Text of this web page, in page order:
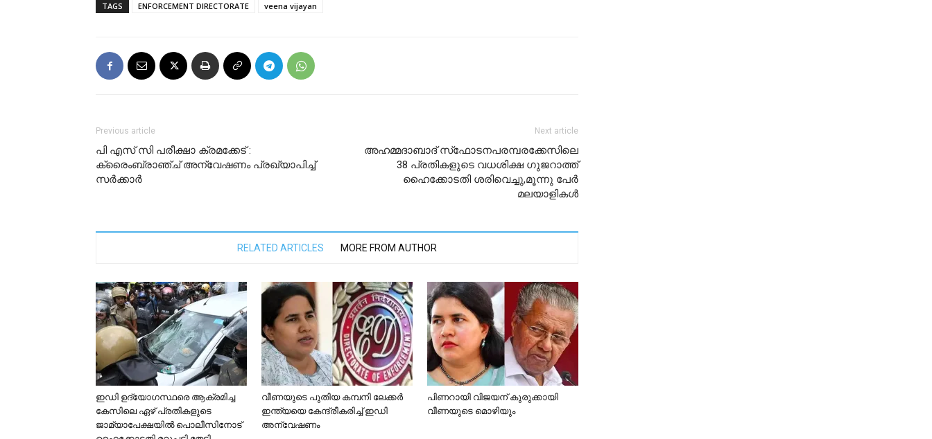
TAGS ENFORCEMENT DIRECTORATE veena vijayan
Previous article
പി എസ് സി പരീക്ഷാ ക്രമക്കേട് :
ക്രൈംബ്രാഞ്ച് അന്വേഷണം പ്രഖ്യാപിച്ച്
സർക്കാർ
Next article
അഹമ്മദാബാദ് സ്‌ഫോടനപരമ്പരക്കേസിലെ
38 പ്രതികളുടെ വധശിക്ഷ ഗുജറാത്ത്
ഹൈക്കോടതി ശരിവെച്ചു,മൂന്നു പേര്‍
മലയാളികള്‍
RELATED ARTICLES MORE FROM AUTHOR
ഇഡി ഉദ്യോഗസ്ഥരെ ആക്രമിച്ച
കേസിലെ ഏഴ് പ്രതികളുടെ
ജാമ്യാപേക്ഷയില്‍ പൊലീസിനോട്
വീണയുടെ പുതിയ കമ്പനി ലേക്കര്‍
ഇന്ത്യയെ കേന്ദ്രീകരിച്ച് ഇഡി
അന്വേഷണം
പിണറായി വിജയന് കുരുക്കായി
വീണയുടെ മൊഴിയും